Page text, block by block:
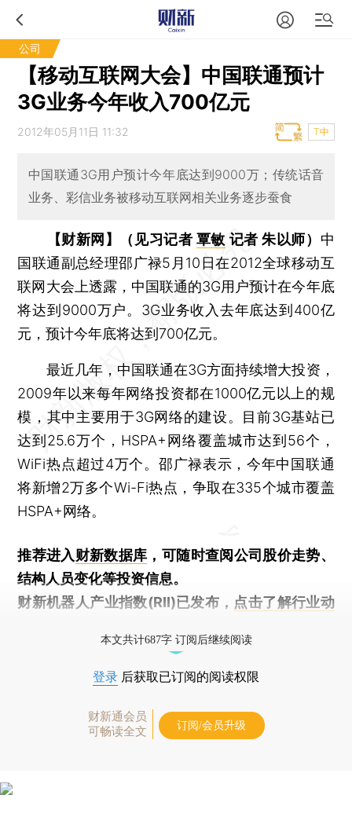
公司
【移动互联网大会】中国联通预计
3G业务今年收入700亿元
2012年05月11日 11:32 T中
中国联通3G用户预计今年底达到9000万；传统话音
业务、彩信业务被移动互联网相关业务逐步蚕食
【财新网】（见习记者 覃敏 记者 朱以师） 中
国联通副总经理邵广禄5月10日在2012全球移动互
联网大会上透露，中国联通的3G用户预计在今年底
将达到9000万户。3G业务收入去年底达到400亿
元，预计今年底将达到700亿元。
最近几年，中国联通在3G方面持续增大投资，
2009年以来每年网络投资都在1000亿元以上的规
模，其中主要用于3G网络的建设。目前3G基站已
达到25.6万个，HSPA+网络覆盖城市达到56个，
WiFi热点超过4万个。邵广禄表示，今年中国联通
将新增2万多个Wi-Fi热点，争取在335个城市覆盖
HSPA+网络。
推荐进入财新数据库 ，可随时查阅公司股价走势、
结构人员变化等投资信息。
财新机器人产业指数(RII)已发布， 点击了解行业动
本文共计687字 订阅后继续阅读
登录 后获取已订阅的阅读权限
财新通会员
可畅读全文
订阅/会员升级